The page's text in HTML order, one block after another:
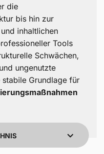
SEHR GUT
Blick aufs
die
bis hin zur
inhaltlichen
Tools
Schwächen,
ungenutzte
Grundlage für